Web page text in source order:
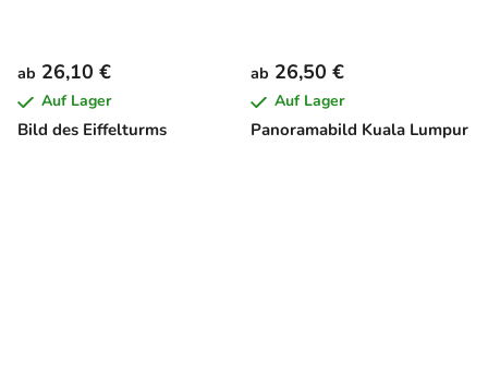
Bild des Eiffelturms
ab 26,10 €
Auf Lager
Panoramabild Kuala Lumpur
ab 26,50 €
Auf Lager